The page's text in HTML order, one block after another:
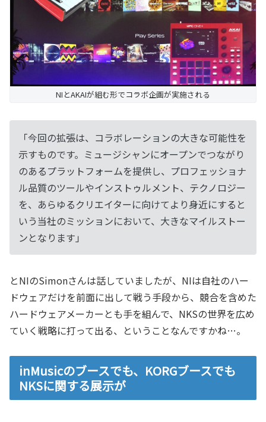
NIとAKAIが組む形でコラボ企画が実施される
「今回の拡張は、コラボレーションの大きな可能性を
示すものです。ミュージシャンにオープンでつながり
のあるプラットフォームを提供し、プロフェッショナ
ル品質のツールやインストゥルメント、テクノロジー
を、あらゆるクリエイターに向けてより身近にすると
いう当社のミッションにおいて、大きなマイルストー
ンとなります」
とNIのSimonさんは話していましたが、NIは自社のハー
ドウェアだけを前面に出して戦う手段から、競合を含めた
ハードウェアメーカーとも手を組んで、NKSの世界を広め
ていく戦略に打って出る、ということなんですかね…。
inMusicのブースでも、KORGブースでも
NKSに関する展示が